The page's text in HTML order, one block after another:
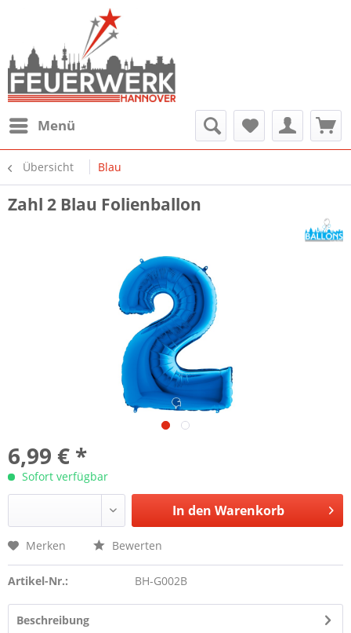
Menü
Übersicht Blau
Zahl 2 Blau Folienballon
6,99 € *
Sofort verfügbar
In den Warenkorb
Merken Bewerten
Artikel-Nr.: BH-G002B
Beschreibung